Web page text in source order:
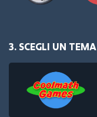
3. SCEGLI UN TEMA